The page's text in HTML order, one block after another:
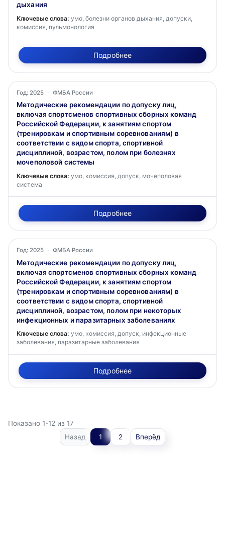
дыхания
Ключевые слова: умо, болезни органов дыхания, допуски,
комиссия, пульмонология
Подробнее
Год: 2025 · ФМБА России
Методические рекомендации по допуску лиц,
включая спортсменов спортивных сборных команд
Российской Федерации, к занятиям спортом
(тренировкам и спортивным соревнованиям) в
соответствии с видом спорта, спортивной
дисциплиной, возрастом, полом при болезнях
мочеполовой системы
Ключевые слова: умо, комиссия, допуск, мочеполовая
система
Подробнее
Год: 2025 · ФМБА России
Методические рекомендации по допуску лиц,
включая спортсменов спортивных сборных команд
Российской Федерации, к занятиям спортом
(тренировкам и спортивным соревнованиям) в
соответствии с видом спорта, спортивной
дисциплиной, возрастом, полом при некоторых
инфекционных и паразитарных заболеваниях
Ключевые слова: умо, комиссия, допуск, инфекционные
заболевания, паразитарные заболевания
Подробнее
Показано 1-12 из 17
Назад
1 2 Вперёд